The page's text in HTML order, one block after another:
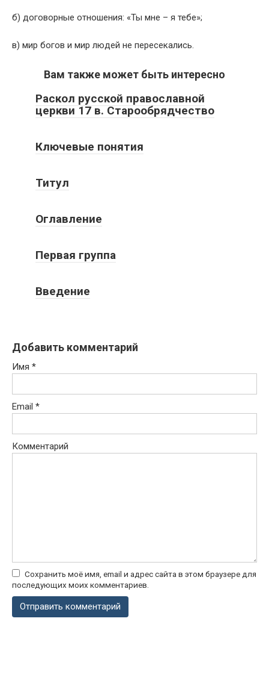
б) договорные отношения: «Ты мне – я тебе»;
в) мир богов и мир людей не пересекались.
Вам также может быть интересно
Раскол русской православной
церкви 17 в. Старообрядчество
Ключевые понятия
Титул
Оглавление
Первая группа
Введение
Добавить комментарий
Имя *
Email *
Комментарий
Сохранить моё имя, email и адрес сайта в этом браузере для
последующих моих комментариев.